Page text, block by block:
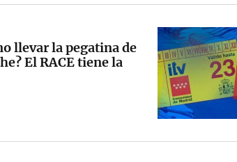
llevar la pegatina de
El RACE tiene la